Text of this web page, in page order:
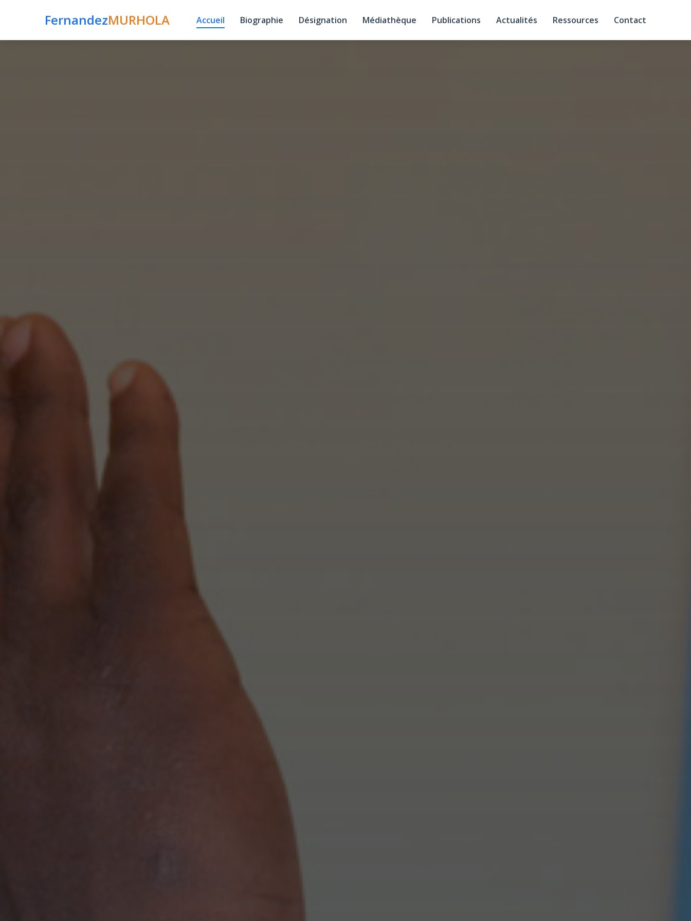
FernandezMURHOLA Accueil Biographie Désignation Médiathèque Publications Actualités Ressources Contact